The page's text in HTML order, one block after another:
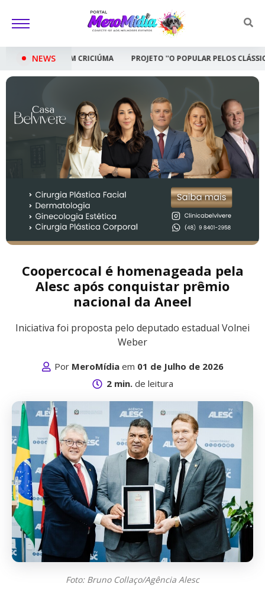
NEWS
PROJETO ''O POPULAR PELOS CLÁSSICOS'' LEVA CONCERTO
Coopercocal é homenageada pela
Alesc após conquistar prêmio
nacional da Aneel
Iniciativa foi proposta pelo deputado estadual Volnei
Weber
Por MeroMídiaem 01 de Julho de 2026
2 min.de leitura
Foto: Bruno Collaço/Agência Alesc